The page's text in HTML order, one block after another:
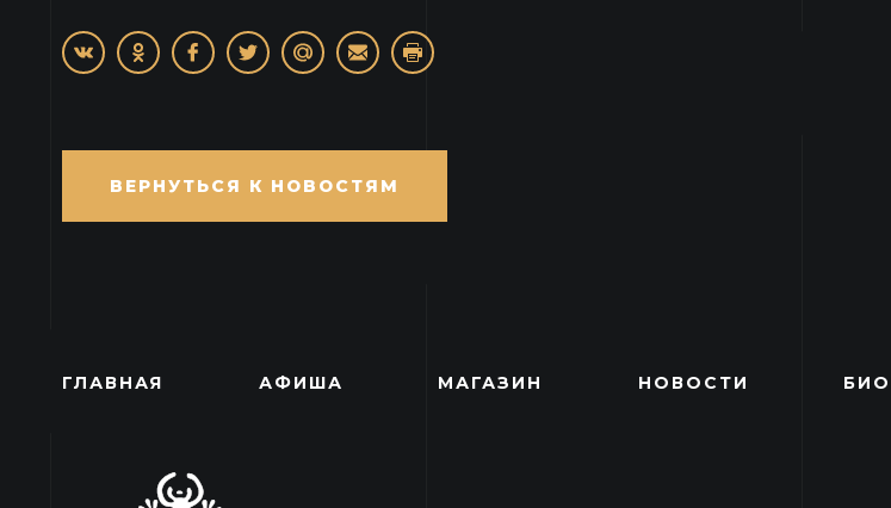
ВЕРНУТЬСЯ К НОВОСТЯМ
ГЛАВНАЯ АФИША МАГАЗИН НОВОСТИ